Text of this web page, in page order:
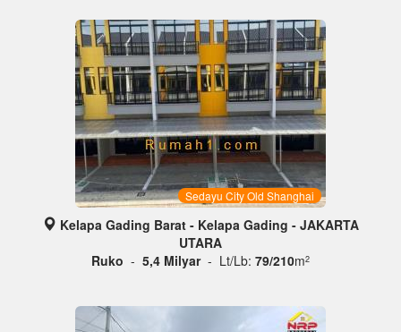
Sedayu City Old Shanghai
Kelapa Gading Barat - Kelapa Gading - JAKARTA
UTARA
Ruko - 5,4 Milyar - Lt/Lb: 79/210m2